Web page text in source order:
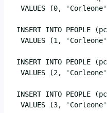
VALUES (0,
INSERT INTO PEOPLE
VALUES (1,
INSERT INTO PEOPLE
VALUES (2,
INSERT INTO PEOPLE
VALUES (3,